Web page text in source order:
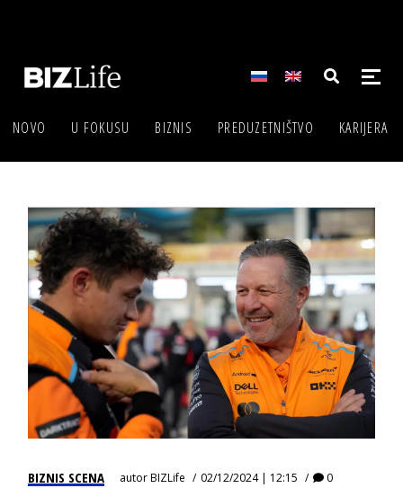
NOVO U FOKUSU BIZNIS PREDUZETNIŠTVO KARIJERA
BIZNIS SCENA autorBIZLife 02/12/2024 | 12:15 0